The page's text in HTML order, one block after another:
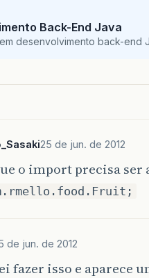
Back-End Java
desenvolvimento back-end
25 de jun. de 2012
o import precisa ser
de jun. de 2012
fazer isso e aparece